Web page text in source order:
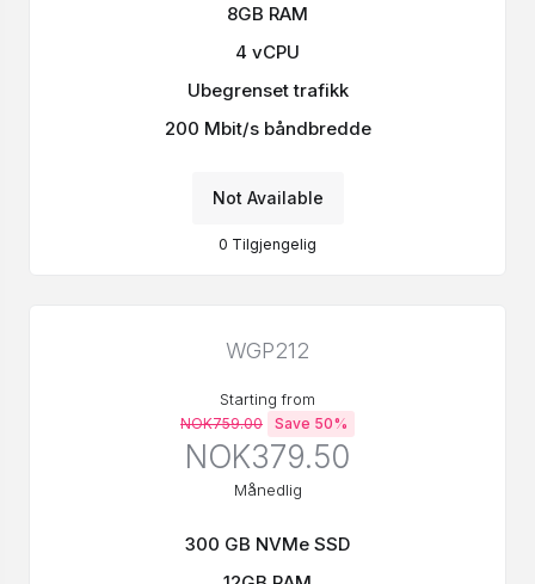
8GB RAM
4 vCPU
Ubegrenset trafikk
200 Mbit/s båndbredde
Not Available
0 Tilgjengelig
WGP212
Starting from
NOK759.00 Save 50%
NOK379.50
Månedlig
300 GB NVMe SSD